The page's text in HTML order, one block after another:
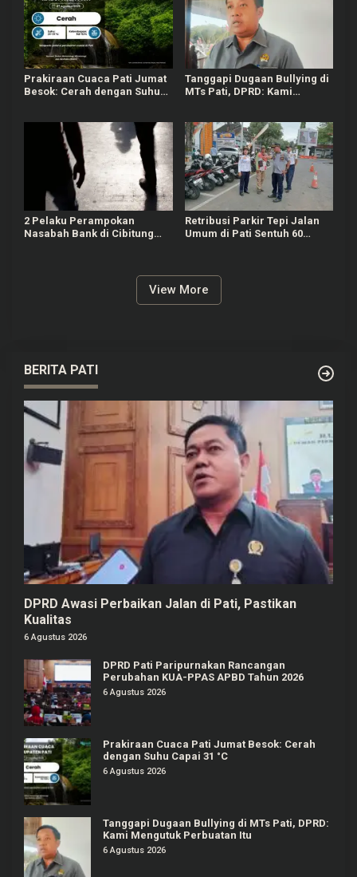
Prakiraan Cuaca Pati Jumat
Besok: Cerah dengan Suhu
Tanggapi Dugaan Bullying di
MTs Pati, DPRD: Kami
2 Pelaku Perampokan
Nasabah Bank di Cibitung
Retribusi Parkir Tepi Jalan
Umum di Pati Sentuh 60
View More
BERITA PATI
DPRD Awasi Perbaikan Jalan di Pati, Pastikan
Kualitas
6 Agustus 2026
DPRD Pati Paripurnakan Rancangan
Perubahan KUA-PPAS APBD Tahun 2026
6 Agustus 2026
Prakiraan Cuaca Pati Jumat Besok: Cerah
dengan Suhu Capai 31 °C
6 Agustus 2026
Tanggapi Dugaan Bullying di MTs Pati, DPRD:
Kami Mengutuk Perbuatan Itu
6 Agustus 2026